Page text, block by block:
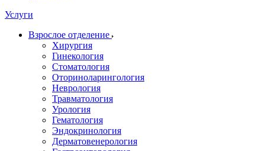
Услуги
Взрослое отделение
Хирургия
Гинекология
Стоматология
Оториноларингология
Неврология
Травматология
Урология
Гематология
Эндокринология
Дерматовенерология